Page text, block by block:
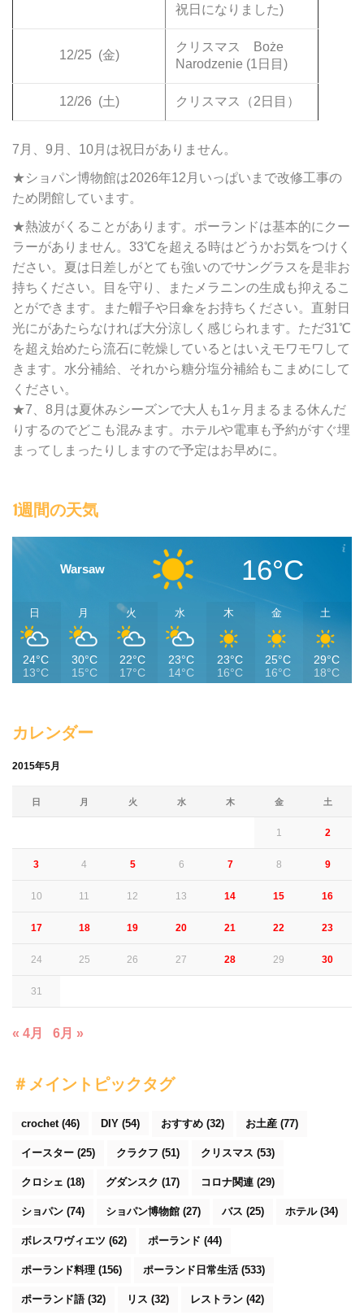
祝日になりました)
12/25 (金)
クリスマス Boże
Narodzenie (1日目)
12/26 (土) クリスマス（2日目）
7月、9月、10月は祝日がありません。
★ショパン博物館は2026年12月いっぱいまで改修工事の
ため閉館しています。
★熱波がくることがあります。ポーランドは基本的にクー
ラーがありません。33℃を超える時はどうかお気をつけく
ださい。夏は日差しがとても強いのでサングラスを是非お
持ちください。目を守り、またメラニンの生成も抑えるこ
とができます。また帽子や日傘をお持ちください。直射日
光にがあたらなければ大分涼しく感じられます。ただ31℃
を超え始めたら流石に乾燥しているとはいえモワモワして
きます。水分補給、それから糖分塩分補給もこまめにして
ください。
★7、8月は夏休みシーズンで大人も1ヶ月まるまる休んだ
りするのでどこも混みます。ホテルや電車も予約がすぐ埋
まってしまったりしますので予定はお早めに。
1週間の天気
Warsaw 16°C
日
24°C
13°C
月
30°C
15°C
火
22°C
17°C
水
23°C
14°C
木
23°C
16°C
金
25°C
16°C
土
29°C
18°C
カレンダー
2015年5月
日 月 火 水 木 金 土
1 2
3 4 5 6 7 8 9
10 11 12 13 14 15 16
17 18 19 20 21 22 23
24 25 26 27 28 29 30
31
« 4月 6月 »
＃メイントピックタグ
crochet (46) DIY (54) おすすめ (32) お土産 (77)
イースター (25) クラクフ (51) クリスマス (53)
クロシェ (18) グダンスク (17) コロナ関連 (29)
ショパン (74) ショパン博物館 (27) バス (25) ホテル(34)
ボレスワヴィエツ (62) ポーランド (44)
ポーランド料理 (156) ポーランド日常生活(533)
ポーランド語(32) リス (32) レストラン (42)